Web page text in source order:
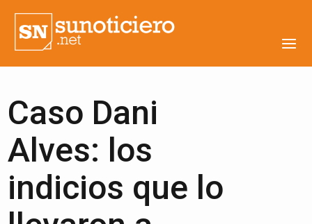
Caso Dani
Alves: los
indicios que lo